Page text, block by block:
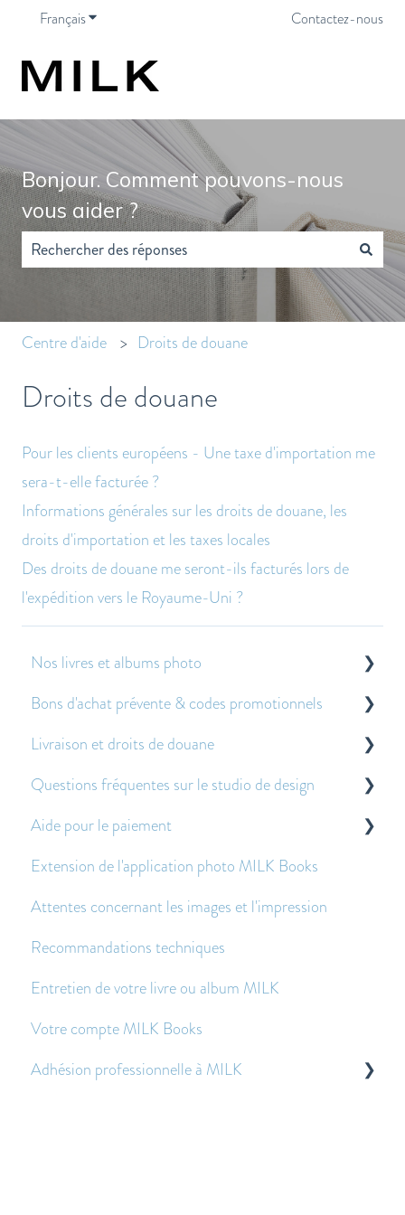
FrançaisAfficher le sous-menu pour les traductionsContactez-nous
Bonjour. Comment pouvons-nous
vous aider ?
Il n'y a aucune suggestion car le champ de recherche est vide.
Centre d'aide Droits de douane
Droits de douane
Pour les clients européens - Une taxe d'importation me
sera-t-elle facturée ?
Informations générales sur les droits de douane, les
droits d'importation et les taxes locales
Des droits de douane me seront-ils facturés lors de
l'expédition vers le Royaume-Uni ?
Nos livres et albums photo
À propos de nos livres et albums photo
Autres questions fréquemment posées
Bons d'achat prévente & codes promotionnels
À propos des bons de pré-vente
Application des bons de prévente et des codes
Livraison et droits de douane
Droits de douane
Livraison
Expédition économique - Foire aux questions
Questions fréquentes sur le studio de design
Pour commencer
Créer et modifier des doubles-pages
Images - Questions fréquentes
Texte - Questions fréquentes
Autres questions fréquemment posées
Aide pour le paiement
Questions sur le paiement
Avant et après avoir passé une commande
Extension de l'application photo MILK Books
Attentes concernant les images et l'impression
Recommandations techniques
Entretien de votre livre ou album MILK
Votre compte MILK Books
Adhésion professionnelle à MILK